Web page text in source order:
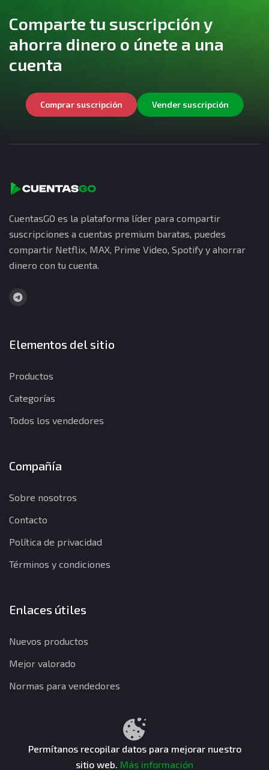
Comparte tu suscripción y
ahorra dinero o únete a una
cuenta
Comprar suscripción Vender suscripción
CuentasGO es la plataforma líder para compartir
suscripciones a cuentas premium baratas, puedes
compartir Netflix, MAX, Prime Video, Spotify y ahorrar
dinero con tu cuenta.
Elementos del sitio
Productos
Categorías
Todos los vendedores
Compañía
Sobre nosotros
Contacto
Política de privacidad
Términos y condiciones
Enlaces útiles
Nuevos productos
Mejor valorado
Normas para vendedores
Términos y condiciones
CuentasGO © 2026. Todos los derechos reservados.
Permítanos recopilar datos para mejorar nuestro
sitio web. Más información